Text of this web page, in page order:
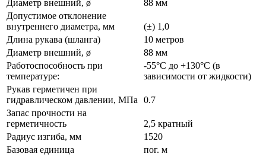
Диаметр внешний, ø
88 мм
Допустимое отклонение
внутреннего диаметра, мм
(±) 1,0
Длина рукава (шланга)
10 метров
Диаметр внешний, ø
88 мм
Работоспособность при
температуре:
-55°С до +130°С (в
зависимости от жидкости)
Рукав герметичен при
гидравлическом давлении, МПа
0.7
Запас прочности на
герметичность
2,5 кратный
Радиус изгиба, мм
1520
Базовая единица
пог. м